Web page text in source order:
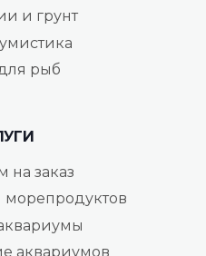
и грунт
рыб
на заказ
аквариумов